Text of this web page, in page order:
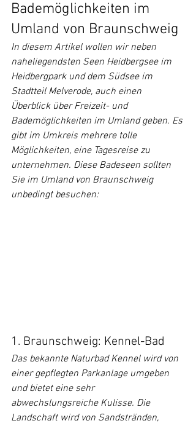
Bademöglichkeiten im
Umland von Braunschweig
In diesem Artikel wollen wir neben
naheliegendsten Seen Heidbergsee im
Heidbergpark und dem Südsee im
Stadtteil Melverode, auch einen
Überblick über Freizeit- und
Bademöglichkeiten im Umland geben. Es
gibt im Umkreis mehrere tolle
Möglichkeiten, eine Tagesreise zu
unternehmen. Diese Badeseen sollten
Sie im Umland von Braunschweig
unbedingt besuchen:
1. Braunschweig: Kennel-Bad
Das bekannte Naturbad Kennel wird von
einer gepflegten Parkanlage umgeben
und bietet eine sehr
abwechslungsreiche Kulisse. Die
Landschaft wird von Sandstränden,